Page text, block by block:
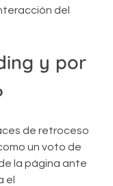
del
y por
de retroceso
un voto de
la página ante
el